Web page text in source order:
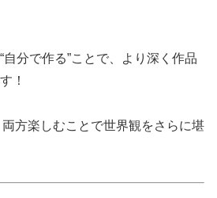
自分で作る”ことで、より深く作品
！
方楽しむことで世界観をさらに堪